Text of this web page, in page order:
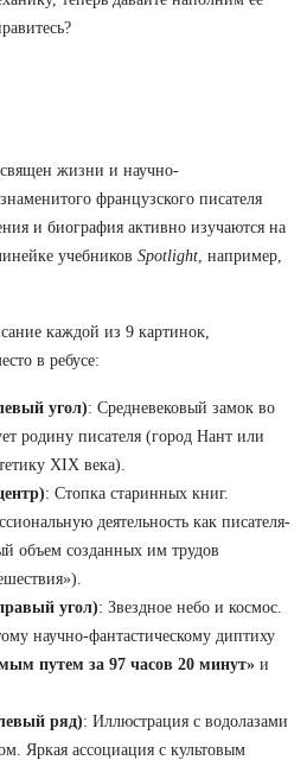
жизни и научно-
французского писателя
и биография активно изучаются на
учебников Spotlight, например,
каждой из 9 картинок,
в ребусе:
угол): Средневековый замок во
родину писателя (город Нант или
XIX века).
: Стопка старинных книг.
деятельность как писателя-
объем созданных им трудов
угол): Звездное небо и космос.
научно-фантастическому диптиху
путем за 97 часов 20 минут» и
ряд): Иллюстрация с водолазами
Яркая ассоциация с культовым